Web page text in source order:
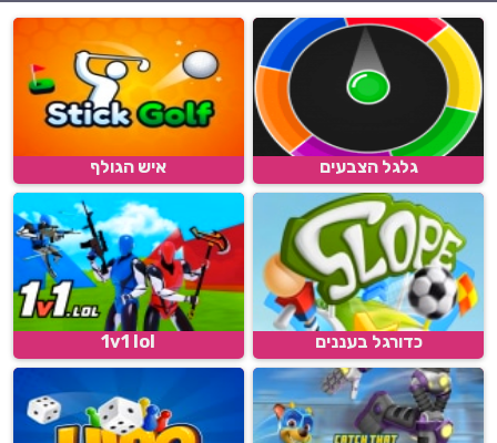
גלגל הצבעים איש הגולף
כדורגל בעננים 1v1 lol